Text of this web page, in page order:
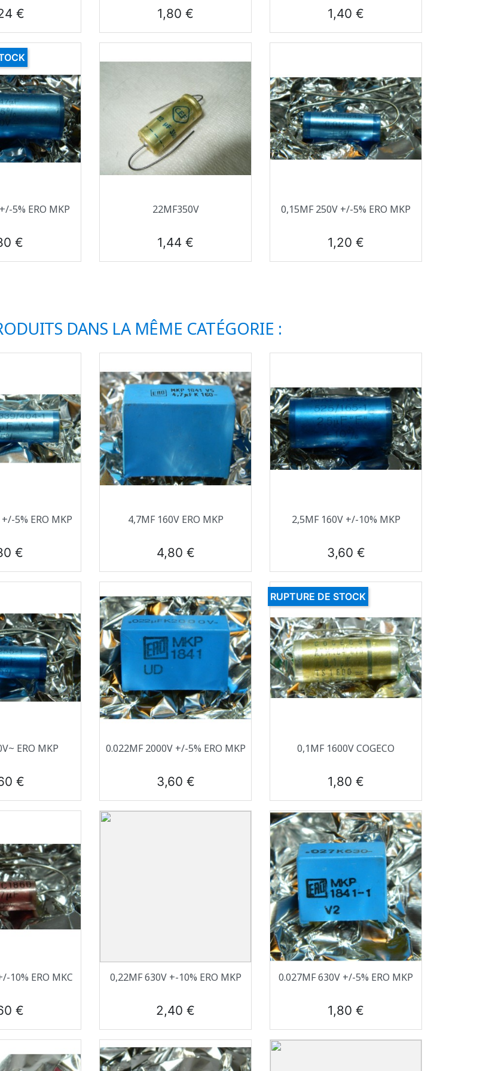
€ Prix
1,80 € Prix
1,40 €
rapide
5% ERO MKP
€
Aperçu rapide
22ΜF350V
Prix
1,44 €
Aperçu rapide
0,15ΜF 250V +/-5% ERO MKP
Prix
1,20 €
DANS LA MÊME CATÉGORIE :
rapide
5% ERO MKP
€
 Aperçu rapide
4,7ΜF 160V ERO MKP
Prix
4,80 €
 Aperçu rapide
2,5ΜF 160V +/-10% MKP
Prix
3,60 €
rapide
ERO MKP
€
Aperçu rapide
0.022ΜF 2000V +/-5% ERO MKP
Prix
3,60 €
Aperçu rapide
0,1ΜF 1600V COGECO
Prix
1,80 €
RUPTURE DE STOCK
rapide
10% ERO MKC
€
Aperçu rapide
0,22ΜF 630V +-10% ERO MKP
Prix
2,40 €
Aperçu rapide
0.027ΜF 630V +/-5% ERO MKP
Prix
1,80 €